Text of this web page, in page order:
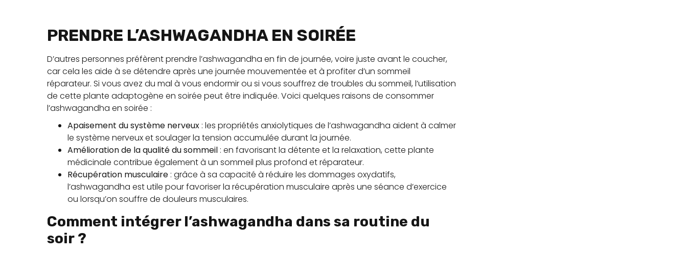
PRENDRE L’ASHWAGANDHA EN SOIRÉE
D’autres personnes préfèrent prendre l’ashwagandha en fin de journée, voire juste avant le coucher,
car cela les aide à se détendre après une journée mouvementée et à profiter d’un sommeil
réparateur. Si vous avez du mal à vous endormir ou si vous souffrez de troubles du sommeil, l’utilisation
de cette plante adaptogène en soirée peut être indiquée. Voici quelques raisons de consommer
l’ashwagandha en soirée :
Apaisement du système nerveux : les propriétés anxiolytiques de l’ashwagandha aident à calmer
le système nerveux et soulager la tension accumulée durant la journée.
Amélioration de la qualité du sommeil : en favorisant la détente et la relaxation, cette plante
médicinale contribue également à un sommeil plus profond et réparateur.
Récupération musculaire : grâce à sa capacité à réduire les dommages oxydatifs,
l’ashwagandha est utile pour favoriser la récupération musculaire après une séance d’exercice
ou lorsqu’on souffre de douleurs musculaires.
Comment intégrer l’ashwagandha dans sa routine du
soir ?